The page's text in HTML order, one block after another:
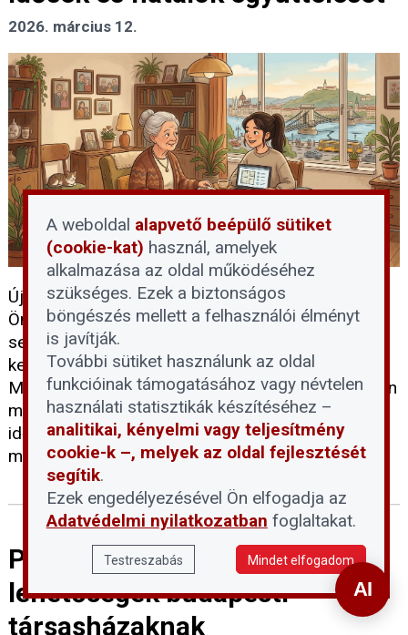
2026. március 12.
Új kezdeményezést indított Budapest Főváros
Önkormányzata annak érdekében, hogy egyszerre
segítsen az egyedül élő időseknek és a lakhatást
kereső fiataloknak. Az „Együtt, könnyebben -
Megbízható Szobabérlet" program keretében olyan
megoldást kínálnak, amely lehetővé teszi, hogy az
idősebb budapestiek otthonuk egy üres szobáját
megbízható fiatal bérlőnek adják ki.
Pályázati körkép – 2026-os
lehetőségek budapesti
társasházaknak
A weboldal alapvető beépülő sütiket
(cookie-kat) használ, amelyek
alkalmazása az oldal működéséhez
szükséges. Ezek a biztonságos
böngészés mellett a felhasználói élményt
is javítják.
További sütiket használunk az oldal
funkcióinak támogatásához vagy névtelen
használati statisztikák készítéséhez –
analitikai, kényelmi vagy teljesítmény
cookie-k –, melyek az oldal fejlesztését
segítik.
Ezek engedélyezésével Ön elfogadja az
Adatvédelmi nyilatkozatban foglaltakat.
Testreszabás Mindet elfogadom